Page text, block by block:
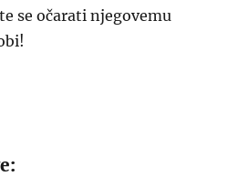
se očarati njegovemu